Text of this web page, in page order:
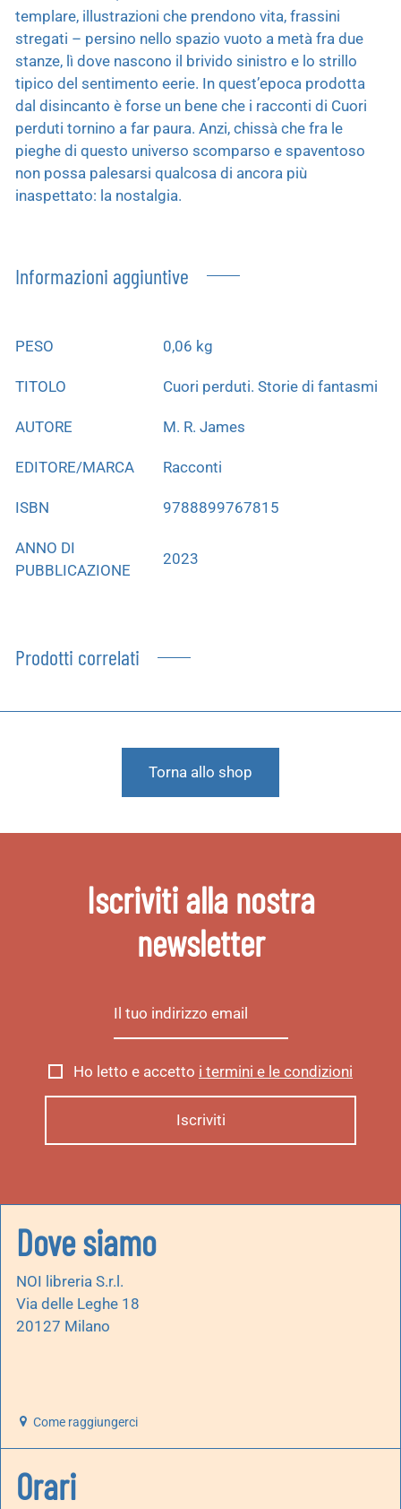
templare, illustrazioni che prendono vita, frassini
stregati – persino nello spazio vuoto a metà fra due
stanze, lì dove nascono il brivido sinistro e lo strillo
tipico del sentimento eerie. In quest’epoca prodotta
dal disincanto è forse un bene che i racconti di Cuori
perduti tornino a far paura. Anzi, chissà che fra le
pieghe di questo universo scomparso e spaventoso
non possa palesarsi qualcosa di ancora più
inaspettato: la nostalgia.
Informazioni aggiuntive
PESO 0,06 kg
TITOLO Cuori perduti. Storie di fantasmi
AUTORE M. R. James
EDITORE/MARCA Racconti
ISBN 9788899767815
ANNO DI
PUBBLICAZIONE
2023
Prodotti correlati
Torna allo shop
Iscriviti alla nostra
newsletter
Ho letto e accetto i termini e le condizioni
Dove siamo
NOI libreria S.r.l.
Via delle Leghe 18
20127 Milano
Come raggiungerci
Orari